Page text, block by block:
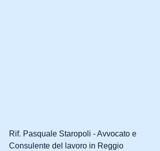
Rif. Pasquale Staropoli - Avvocato e
Consulente del lavoro in Reggio